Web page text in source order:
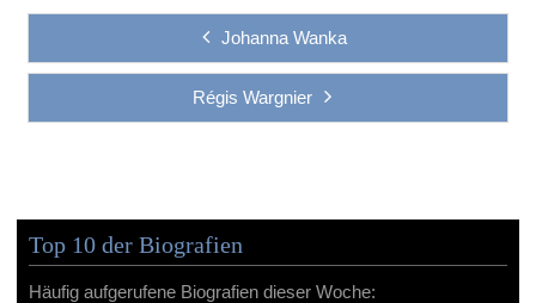
Johanna Wanka
Régis Wargnier
Top 10 der Biografien
Häufig aufgerufene Biografien dieser Woche: